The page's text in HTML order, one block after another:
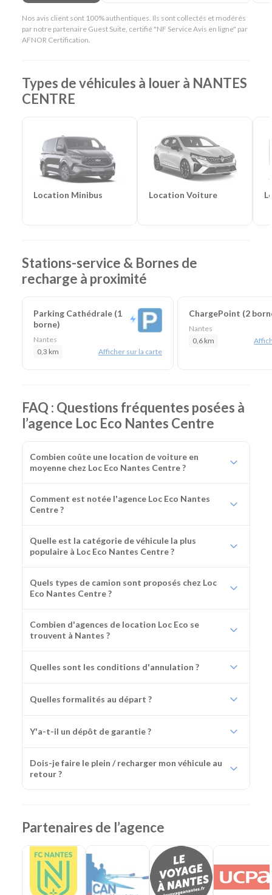
et adaptée aux usages de chacun.
En résumé - Location de voiture à Nantes Centre
-Saint-Herblain-Rezé
Catégories de voitures :
Frigorifiques- Véhicules de société-Camions de
chantier
Catégories de vélos :
Vélos cargo longtail
Nos avis client sont 100% authentiques. Ils sont collectés et modérés
par notre partenaire Guest Suite, certifié "NF Service Avis en ligne" par
AFNOR Certification.
Types de véhicules à louer à NANTES
CENTRE
Location Minibus Location Voiture
Stations-service & Bornes de
recharge à proximité
Parking Cathédrale (1
borne)
Nantes
0,3 km
Afficher sur la carte
ChargePoint (2
Nantes
0,6 km
FAQ : Questions fréquentes posées à
l’agence Loc Eco Nantes Centre
Combien coûte une location de voiture en
moyenne chez Loc Eco Nantes Centre ?
Comment est notée l'agence Loc Eco Nantes
Centre ?
Quelle est la catégorie de véhicule la plus
populaire à Loc Eco Nantes Centre ?
Quels types de camion sont proposés chez Loc
Eco Nantes Centre ?
Combien d'agences de location Loc Eco se
trouvent à Nantes ?
Quelles sont les conditions d'annulation ?
Quelles formalités au départ ?
Y'a-t-il un dépôt de garantie ?
Dois-je faire le plein / recharger mon véhicule au
retour ?
Partenaires de l’agence